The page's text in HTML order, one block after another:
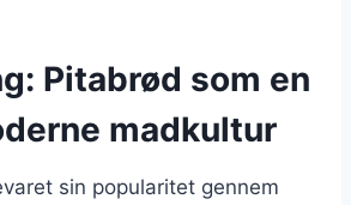
Pitabrød som en
madkultur
sin popularitet gennem